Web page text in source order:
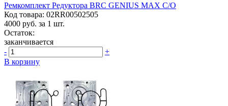
Ремкомплект Редуктора BRC GENIUS MAX С/о
Код товара: 02RR00502505
4000 руб. за 1 шт.
Остаток:
заканчивается
-
+
В корзину